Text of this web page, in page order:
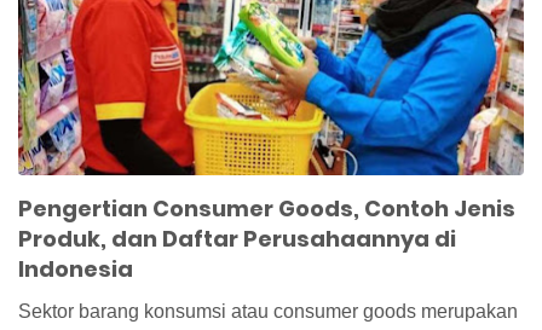
Pengertian Consumer Goods, Contoh Jenis
Produk, dan Daftar Perusahaannya di
Indonesia
Sektor barang konsumsi atau consumer goods merupakan